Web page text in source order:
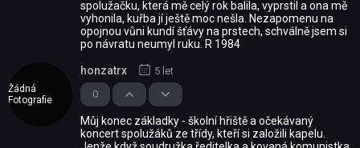
spolužačku, která mě celý rok balila, vyprstil a ona mě
vyhonila, kuřba jí ještě moc nešla. Nezapomenu na
opojnou vůni kundí šťávy na prstech, schválně jsem si
po návratu neumyl ruku. R 1984
Žádná
Fotografie
0
honzatrx 5 let
Můj konec základky - školní hřiště a očekávaný
koncert spolužáků ze třídy, kteří si založili kapelu.